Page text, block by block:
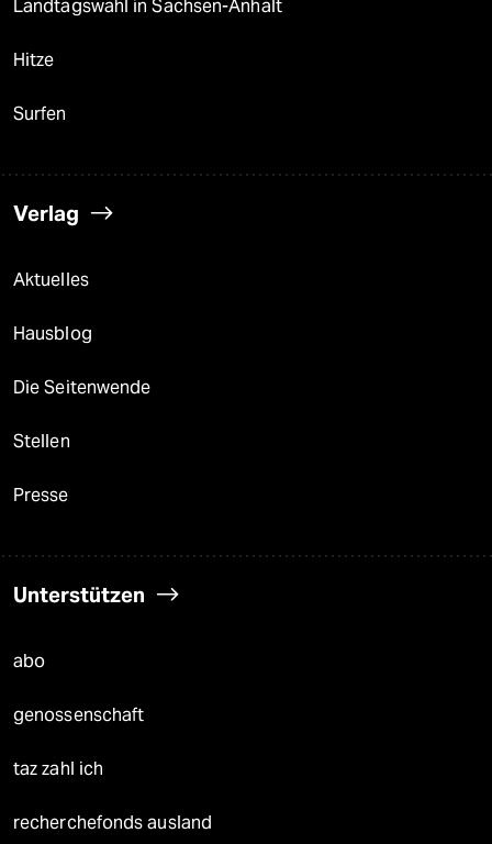
Landtagswahl in Sachsen-Anhalt
Hitze
Surfen
Verlag
Aktuelles
Hausblog
Die Seitenwende
Stellen
Presse
Unterstützen
abo
genossenschaft
taz zahl ich
recherchefonds ausland